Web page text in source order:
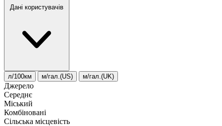
Дані користувачів
л/100км м/гал.(US) м/гал.(UK)
Джерело
Середнє
Міський
Комбіновані
Сільська місцевість